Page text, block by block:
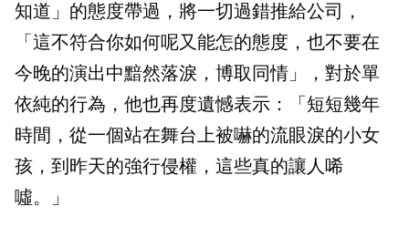
知道」的態度帶過，將一切過錯推給公司，
「這不符合你如何呢又能怎的態度，也不要在
今晚的演出中黯然落淚，博取同情」，對於單
依純的行為，他也再度遺憾表示：「短短幾年
時間，從一個站在舞台上被嚇的流眼淚的小女
孩，到昨天的強行侵權，這些真的讓人唏
噓。」